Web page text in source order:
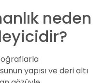
neden
yapısı ve deri altı